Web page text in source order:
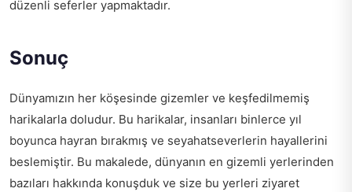
düzenli seferler yapmaktadır.
Sonuç
Dünyamızın her köşesinde gizemler ve keşfedilmemiş
harikalarla doludur. Bu harikalar, insanları binlerce yıl
boyunca hayran bırakmış ve seyahatseverlerin hayallerini
beslemiştir. Bu makalede, dünyanın en gizemli yerlerinden
bazıları hakkında konuşduk ve size bu yerleri ziyaret